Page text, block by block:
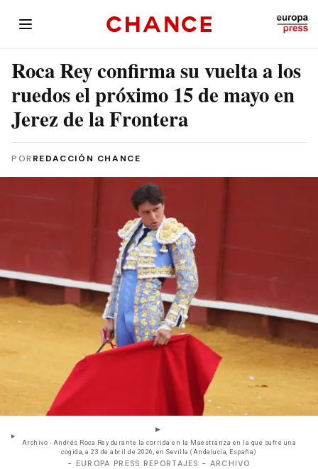
Roca Rey confirma su vuelta a los
ruedos el próximo 15 de mayo en
Jerez de la Frontera
POR REDACCIÓN CHANCE
Archivo - Andrés Roca Rey durante la corrida en la Maestranza en la que sufre una
cogida, a 23 de abril de 2026, en Sevilla (Andalucía, España)
- EUROPA PRESS REPORTAJES - ARCHIVO